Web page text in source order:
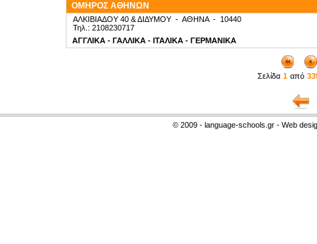
ΟΜΗΡΟΣ ΑΘΗΝΩΝ
ΑΛΚΙΒΙΑΔΟΥ 40 & ΔΙΔΥΜΟΥ - ΑΘΗΝΑ- 10440
Τηλ.: 2108230717
ΑΓΓΛΙΚΑ - ΓΑΛΛΙΚΑ - ΙΤΑΛΙΚΑ - ΓΕΡΜΑΝΙΚΑ
Σελίδα 1 από
© 2009 - language-schools.gr - Web